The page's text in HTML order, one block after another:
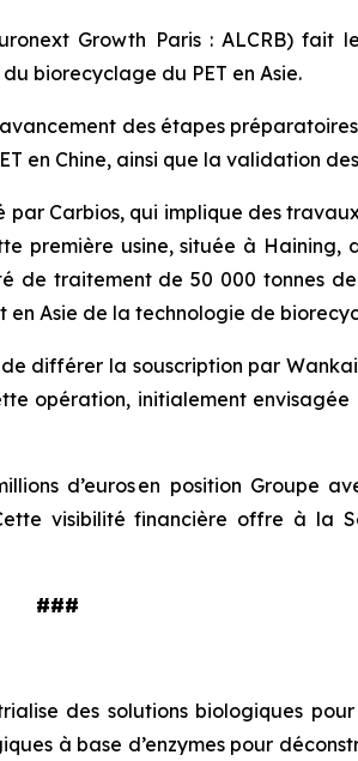
Growth Paris : ALCRB) fait
biorecyclage du PET en Asie.
des étapes
en Chine, ainsi que la validation
Carbios, qui implique des
première usine, située à
de traitement de 50 000 tonnes
Asie de la technologie de
différer la souscription par
opération, initialement
d’euros en position Groupe
visibilité financière offre à la
###
des solutions biologiques
à base d’enzymes pour